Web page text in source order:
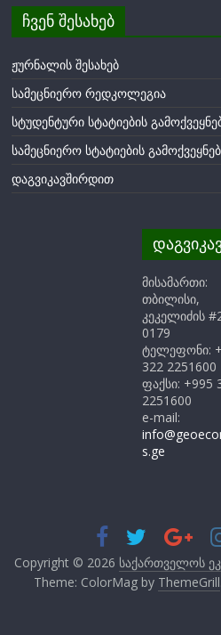
ჩვენ შესახებ
ჟურნალის შესახებ
სამეცნიერო რედკოლეგია
სტუდენტური სტატიების
სამეცნიერო სტატიების
დაგვიკავშირდით
მისამართი:
თბილისი,
კეკელიძის
0179
ტელეფონი:
322 2251600
ფაქსი: +995
2251600
e-mail:
s.ge
Copyright © 2026 საქართველოს
Theme: ColorMag by ThemeGrill